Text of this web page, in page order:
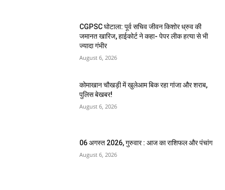
CGPSC घोटाला: पूर्व सचिव जीवन किशोर ध्रुव की
जमानत खारिज, हाईकोर्ट ने कहा- पेपर लीक हत्या से भी
ज्यादा गंभीर
August 6, 2026
कोमाखान चौखड़ी में खुलेआम बिक रहा गांजा और शराब,
पुलिस बेखबर!
August 6, 2026
06 अगस्त 2026, गुरुवार : आज का राशिफल और पंचांग
August 6, 2026